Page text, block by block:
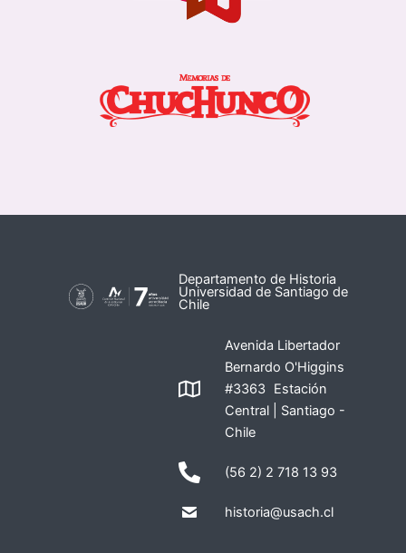
Departamento de Historia
Universidad de Santiago de
Chile
Avenida Libertador
Bernardo O'Higgins
#3363 Estación
Central | Santiago -
Chile
(56 2) 2 718 13 93
historia@usach.cl